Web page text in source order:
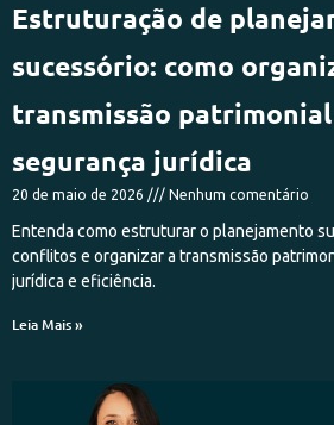
Estruturação de
sucessório: como
transmissão
segurança jurídica
20 de maio de 2026 Nenhum comentário
Entenda como estruturar o planejamento
conflitos e organizar a transmissão
jurídica e eficiência.
Leia Mais »